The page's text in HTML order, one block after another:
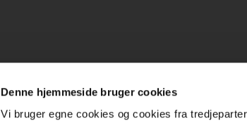
Denne hjemmeside bruger cookies
Vi bruger egne cookies og cookies fra